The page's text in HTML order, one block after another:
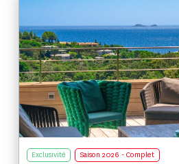
Voir le bien
Exclusivité Saison 2026 - Complet